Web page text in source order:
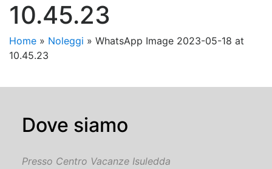
10.45.23
Home » Noleggi » WhatsApp Image 2023-05-18 at
10.45.23
Dove siamo
Presso Centro Vacanze Isuledda